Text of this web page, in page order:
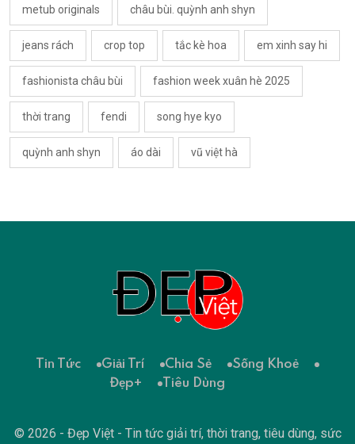
metub originals châu bùi. quỳnh anh shyn
jeans rách crop top tắc kè hoa em xinh say hi
fashionista châu bùi fashion week xuân hè 2025
thời trang fendi song hye kyo
quỳnh anh shyn áo dài vũ việt hà
Tin Tức Giải Trí Chia Sẻ
Sống Khoẻ
Đẹp+
Tiêu Dùng
© 2026 - Đẹp Việt - Tin tức giải trí, thời trang, tiêu dùng, sức